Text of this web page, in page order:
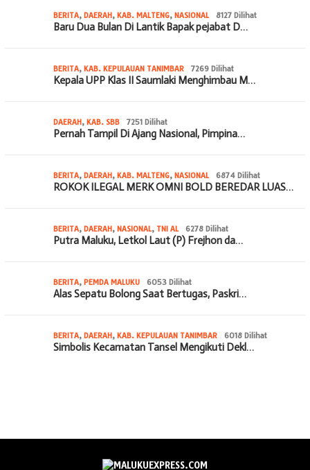
BERITA, DAERAH, KAB. MALTENG, NASIONAL 8127 Dilihat
Baru Dua Bulan Di Lantik Bapak pejabat D…
BERITA, KAB. KEPULAUAN TANIMBAR 7269 Dilihat
Kepala UPP Klas II Saumlaki Menghimbau M…
DAERAH, KAB. SBB 7251 Dilihat
Pernah Tampil Di Ajang Nasional, Pimpina…
BERITA, DAERAH, KAB. MALTENG, NASIONAL 6874 Dilihat
ROKOK ILEGAL MERK OMNI BOLD BEREDAR LUAS…
BERITA, DAERAH, NASIONAL, TNI AL 6278 Dilihat
Putra Maluku, Letkol Laut (P) Frejhon da…
BERITA, PEMDA MALUKU 6053 Dilihat
Alas Sepatu Bolong Saat Bertugas, Paskri…
BERITA, DAERAH, KAB. KEPULAUAN TANIMBAR 6018 Dilihat
Simbolis Kecamatan Tansel Mengikuti Dekl…